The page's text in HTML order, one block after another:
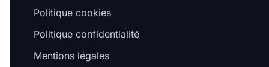
Politique cookies
Politique confidentialité
Mentions légales